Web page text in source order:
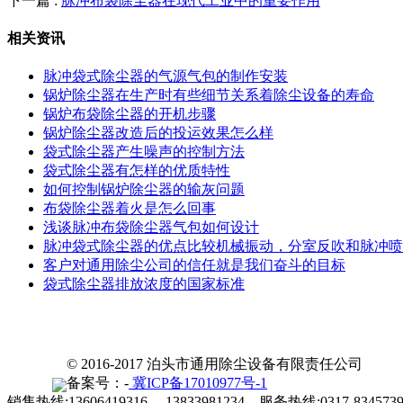
相关资讯
脉冲袋式除尘器的气源气包的制作安装
锅炉除尘器在生产时有些细节关系着除尘设备的寿命
锅炉布袋除尘器的开机步骤
锅炉除尘器改造后的投运效果怎么样
袋式除尘器产生噪声的控制方法
袋式除尘器有怎样的优质特性
如何控制锅炉除尘器的输灰问题
布袋除尘器着火是怎么回事
浅谈脉冲布袋除尘器气包如何设计
脉冲袋式除尘器的优点比较机械振动，分室反吹和脉冲
客户对通用除尘公司的信任就是我们奋斗的目标
袋式除尘器排放浓度的国家标准
© 2016-2017 泊头市通用除尘设备有限责任公司
备案号：- 冀ICP备17010977号-1